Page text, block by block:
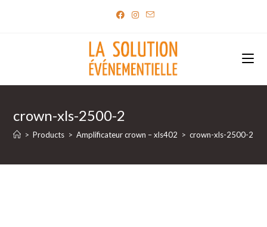
crown-xls-2500-2
> Products > Amplificateur crown – xls402 > crown-xls-2500-2